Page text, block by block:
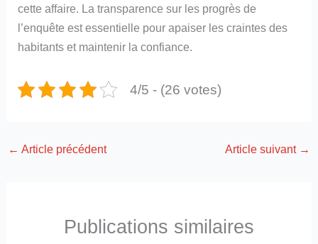
cette affaire. La transparence sur les progrès de
l’enquête est essentielle pour apaiser les craintes des
habitants et maintenir la confiance.
4/5 - (26 votes)
← Article précédent Article suivant →
Publications similaires